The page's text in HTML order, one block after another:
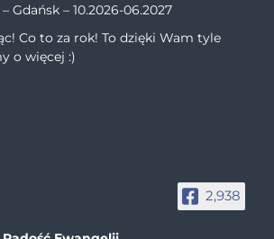
Gdańsk – 10.2026-06.2027
Co to za rok! To dzięki Wam tyle
o więcej :)
2,938